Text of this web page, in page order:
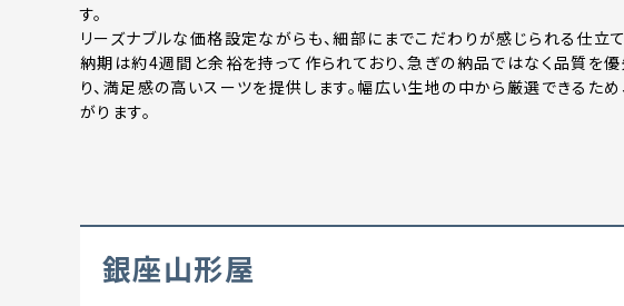
す。
リーズナブルな価格設定ながらも、細部にまでこだわりが感じられる仕立
納期は約4週間と余裕を持って作られており、急ぎの納品ではなく品質を
り、満足感の高いスーツを提供します。幅広い生地の中から厳選できるた
がります。
銀座山形屋